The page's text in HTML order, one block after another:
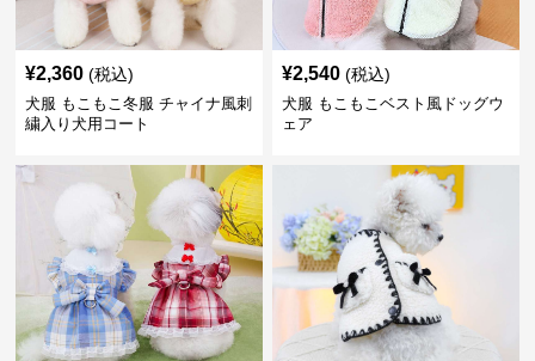
¥2,360 (税込)
犬服 もこもこ冬服 チャイナ風刺
繍入り犬用コート
¥2,540 (税込)
犬服 もこもこベスト風ドッグウ
ェア